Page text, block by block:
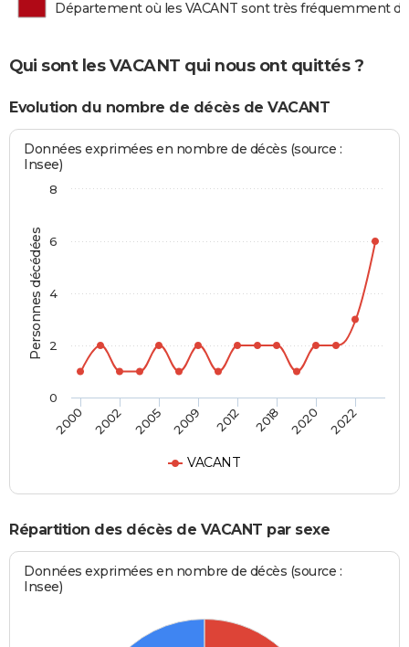
Département où les VACANT sont très fréquemment
Qui sont les VACANT qui nous ont quittés ?
Evolution du nombre de décès de VACANT
Personnes décédées
Données exprimées en nombre de décès (source :
Insee)
VACANT
2000 2002 2005 2009 2012 2018 2020 2022
0
2
4
6
8
Répartition des décès de VACANT par sexe
Données exprimées en nombre de décès (source :
Insee)